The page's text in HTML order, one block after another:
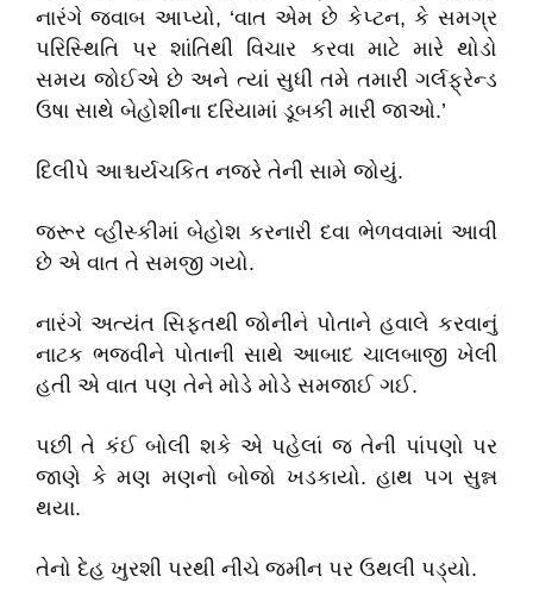
નારંગે જવાબ આપ્યો, ‘વાત એમ છે કેપ્ટન, કે સમગ્ર
પરિસ્થિતિ પર શાંતિથી વિચાર કરવા માટે મારે થોડો
સમય જોઈએ છે અને ત્યાં સુધી તમે તમારી ગર્લફ્રેન્ડ
ઉષા સાથે બેહોશીના દરિયામાં ડૂબકી મારી જાઓ.’
દિલીપે આશ્ચર્યચકિત નજરે તેની સામે જોયું.
જરૂર વ્હીસ્કીમાં બેહોશ કરનારી દવા ભેળવવામાં આવી
છે એ વાત તે સમજી ગયો.
નારંગે અત્યંત સિફતથી જોનીને પોતાને હવાલે કરવાનું
નાટક ભજવીને પોતાની સાથે આબાદ ચાલબાજી ખેલી
હતી એ વાત પણ તેને મોડે મોડે સમજાઈ ગઈ.
પછી તે કંઈ બોલી શકે એ પહેલાં જ તેની પાંપણો પર
જાણે કે મણ મણનો બોજો ખડકાયો. હાથ પગ સુન્ન
થયા.
તેનો દેહ ખુરશી પરથી નીચે જમીન પર ઉથલી પડ્યો.